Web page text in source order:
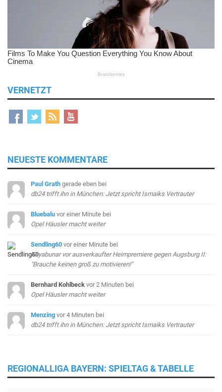
VERNETZT
NEUESTE KOMMENTARE
Paul Grath gerade eben bei
db24 trifft ihn in München: Jetzt spricht Ismaiks Vertrauter
Bluebalu vor einer Minute bei
Opel Häusler macht weiter
Sendling60 vor einer Minute bei
Kayabunar vor ausverkaufter Heimpremiere gegen Augsburg II:
"Brauche keinen groß zu motivieren!"
Bernhard Kohlbeck vor 2 Minuten bei
Opel Häusler macht weiter
Menzing vor 4 Minuten bei
db24 trifft ihn in München: Jetzt spricht Ismaiks Vertrauter
REGIONALLIGA BAYERN: SPIELTAG & TABELLE